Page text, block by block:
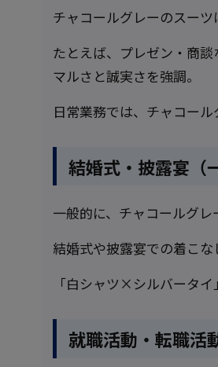
チャコールグレーのスー
たとえば、プレゼン・商
マルさと誠実さを強調。
日常業務では、チャコー
結婚式・披露宴（
一般的に、チャコールグ
結婚式や披露宴での着こな
「白シャツ×シルバータ
就職活動・転職活